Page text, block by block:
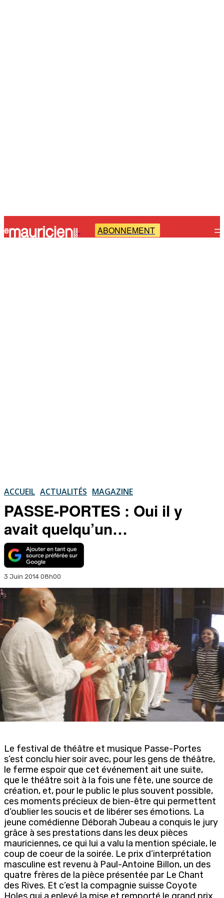
- ABONNEMENT
ACCUEIL ACTUALITÉS MAGAZINE
PASSE-PORTES : Oui il y
avait quelqu’un…
3 Juin 2014 08h00
Le festival de théâtre et musique Passe-Portes
s’est conclu hier soir avec, pour les gens de théâtre,
le ferme espoir que cet événement ait une suite,
que le théâtre soit à la fois une fête, une source de
création, et, pour le public le plus souvent possible,
ces moments précieux de bien-être qui permettent
d’oublier les soucis et de libérer ses émotions. La
jeune comédienne Déborah Jubeau a conquis le jury
grâce à ses prestations dans les deux pièces
mauriciennes, ce qui lui a valu la mention spéciale, le
coup de coeur de la soirée. Le prix d’interprétation
masculine est revenu à Paul-Antoine Billon, un des
quatre frères de la pièce présentée par Le Chant
des Rives. Et c’est la compagnie suisse Coyote